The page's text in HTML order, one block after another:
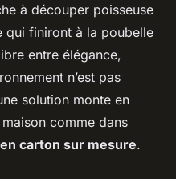
à découper poisseuse
qui finiront à la poubelle
entre élégance,
n’est pas
solution monte en
comme dans
carton sur mesure.